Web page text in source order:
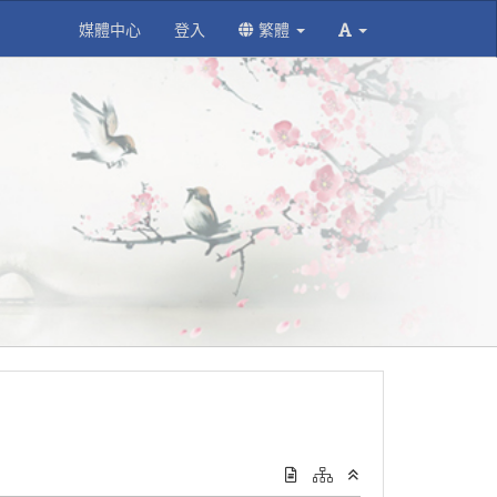
媒體中心 登入 繁體